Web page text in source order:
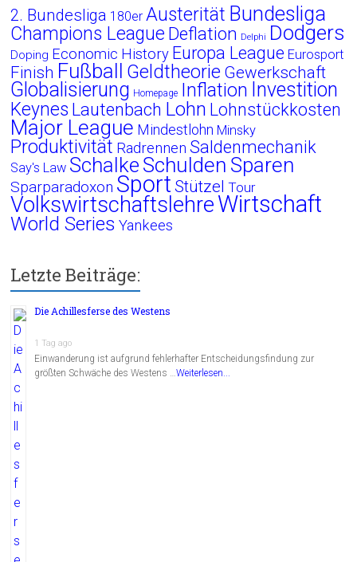
2. Bundesliga 180er Austerität Bundesliga
Champions League Deflation Delphi Dodgers
Doping Economic History Europa League Eurosport
Finish Fußball Geldtheorie Gewerkschaft
Globalisierung Homepage Inflation Investition
Keynes Lautenbach Lohn Lohnstückkosten
Major League Mindestlohn Minsky
Produktivität Radrennen Saldenmechanik
Say's Law Schalke Schulden Sparen
Sparparadoxon Sport Stützel Tour
VolkswirtschaftslehreWirtschaft
World Series Yankees
Letzte Beiträge:
Die Achillesferse des Westens
1 Tag ago
Einwanderung ist aufgrund fehlerhafter Entscheidungsfindung zur
größten Schwäche des Westens …Weiterlesen...